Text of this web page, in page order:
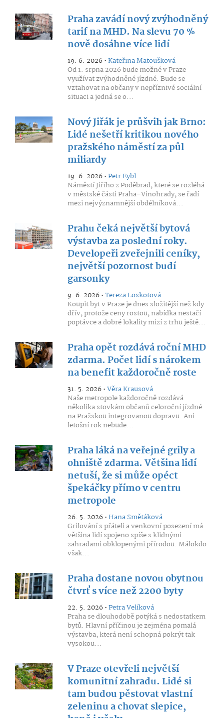
Praha zavádí nový zvýhodněný
tarif na MHD. Na slevu 70 %
nově dosáhne více lidí
19. 6. 2026 •Kateřina Matoušková
Od 1. srpna 2026 bude možné v Praze
využívat zvýhodněné jízdné. Bude se
vztahovat na občany v nepříznivé sociální
situaci a jedná se o...
Nový Jiřák je průšvih jak Brno:
Lidé nešetří kritikou nového
pražského náměstí za půl
miliardy
19. 6. 2026 •Petr Eybl
Náměstí Jiřího z Poděbrad, které se rozléhá
v městské části Praha–Vinohrady, se řadí
mezi nejvýznamnější obdélníková...
Prahu čeká největší bytová
výstavba za poslední roky.
Developeři zveřejnili ceníky,
největší pozornost budí
garsonky
9. 6. 2026 •Tereza Loskotová
Koupit byt v Praze je dnes složitější než kdy
dřív, protože ceny rostou, nabídka nestačí
poptávce a dobré lokality mizí z trhu ještě...
Praha opět rozdává roční MHD
zdarma. Počet lidí s nárokem
na benefit každoročně roste
31. 5. 2026 •Věra Krausová
Naše metropole každoročně rozdává
několika stovkám občanů celoroční jízdné
na Pražskou integrovanou dopravu. Ani
letošní rok nebude...
Praha láká na veřejné grily a
ohniště zdarma. Většina lidí
netuší, že si může opéct
špekáčky přímo v centru
metropole
26. 5. 2026 •Hana Smětáková
Grilování s přáteli a venkovní posezení má
většina lidí spojeno spíše s klidnými
zahradami obklopenými přírodou. Málokdo
však...
Praha dostane novou obytnou
čtvrť s více než 2200 byty
22. 5. 2026 •Petra Velíková
Praha se dlouhodobě potýká s nedostatkem
bytů. Hlavní příčinou je zejména pomalá
výstavba, která není schopná pokrýt tak
vysokou...
V Praze otevřeli největší
komunitní zahradu. Lidé si
tam budou pěstovat vlastní
zeleninu a chovat slepice,